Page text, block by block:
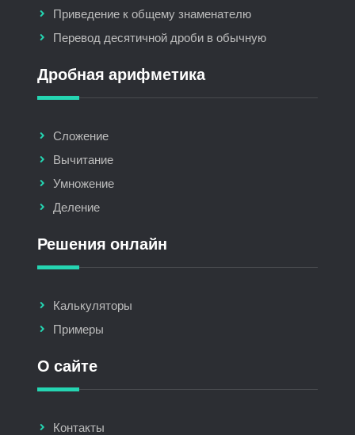
Приведение к общему знаменателю
Перевод десятичной дроби в обычную
Дробная арифметика
Сложение
Вычитание
Умножение
Деление
Решения онлайн
Калькуляторы
Примеры
О сайте
Контакты